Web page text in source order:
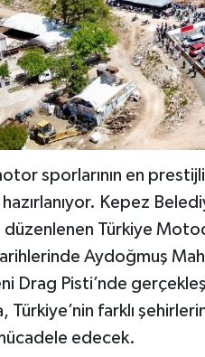
sporlarının en
Kepez
Türkiye
Aydoğmuş
Drag Pisti’nde
Türkiye’nin farklı
edecek.